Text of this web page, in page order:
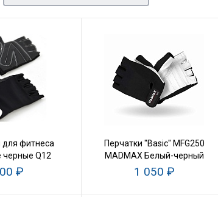
для фитнеса
Q12
₽
Перчатки "Basic" MFG250
MADMAX Белый-черный
1 050 ₽